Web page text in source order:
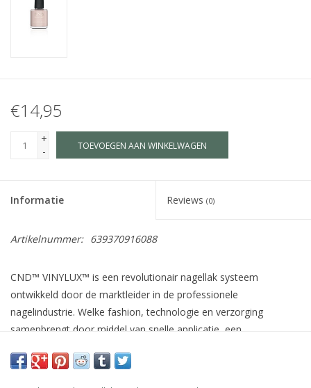
€14,95
+
-
TOEVOEGEN AAN WINKELWAGEN
Informatie Reviews (0)
Artikelnummer: 639370916088
CND™ VINYLUX™ is een revolutionair nagellak systeem
ontwikkeld door de marktleider in de professionele
nagelindustrie. Welke fashion, technologie en verzorging
samenbrengt door middel van snelle applicatie, een
natuurlijke nagel zoals Jojoba olie, Vitamine E en Keratine en